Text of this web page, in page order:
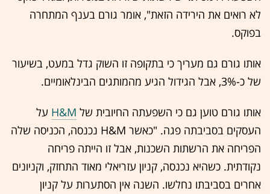
לא רואים את הירידה הזאת", אומר גורם בענף המתחרה
בפוקס.
אותו גורם גם מעריך כי בתקופה זו השוק גדל במעט, בשיעור
של כ-3%, אבל הגידול הגיע מהמותגים הבינלאומיים.
אותו גורם טוען גם כי השפעתה החיובית של H&M על
העסקים בסביבתה פגה. "כאשר H&M נכנסה, הכניסה שלה
הפריחה את הרשתות השכנות, אבל זו הייתה פריחה
נקודתית. כשהיא נכנסה, קניון עזריאלי מאוד התחזק, וקניונים
אחרים בסביבתו נחלשו. השנה אין הסתערות על קניון